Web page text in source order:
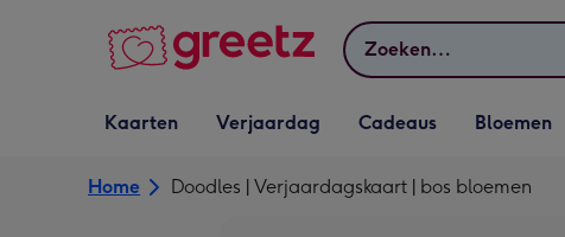
Zoeken
Vervolgkeuzelijst
Kaarten openen
Kaarten
Vervolgkeuzelijst
Verjaardag openen
Verjaardag
Vervolgkeuzelijst
Cadeaus openen
Cadeaus
Vervolgkeuzelijst
Bloemen openen
Bloemen
Home Doodles | Verjaardagskaart | bos bloemen